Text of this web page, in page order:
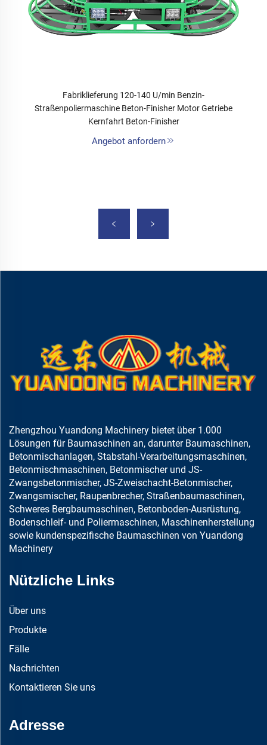
Fabriklieferung 120-140 U/min Benzin-
Straßenpoliermaschine Beton-Finisher Motor Getriebe
Kernfahrt Beton-Finisher
Angebot anfordern
Zhengzhou Yuandong Machinery bietet über 1.000
Lösungen für Baumaschinen an, darunter Baumaschinen,
Betonmischanlagen, Stabstahl-Verarbeitungsmaschinen,
Betonmischmaschinen, Betonmischer und JS-
Zwangsbetonmischer, JS-Zweischacht-Betonmischer,
Zwangsmischer, Raupenbrecher, Straßenbaumaschinen,
Schweres Bergbaumaschinen, Betonboden-Ausrüstung,
Bodenschleif- und Poliermaschinen, Maschinenherstellung
sowie kundenspezifische Baumaschinen von Yuandong
Machinery
Nützliche Links
Über uns
Produkte
Fälle
Nachrichten
Kontaktieren Sie uns
Adresse